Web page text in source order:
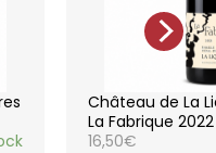
de la
style de
de la vie,
de Château de La
La Fabrique 2022
16,50€